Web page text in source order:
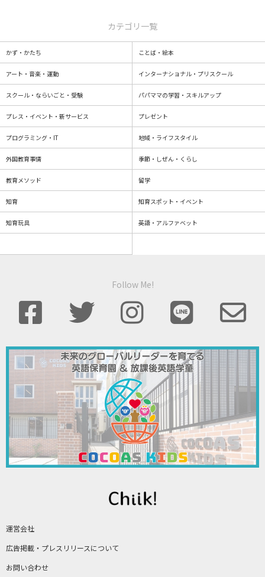
運営会社
広告掲載・プレスリリースについて
お問い合わせ
カテゴリ一覧
かず・かたち ことば・絵本
アート・音楽・運動 インターナショナル・プリスクール
スクール・ならいごと・受験 パパママの学習・スキルアップ
プレス・イベント・新サービス プレゼント
プログラミング・IT 地域・ライフスタイル
外国教育事情 季節・しぜん・くらし
教育メソッド 留学
知育 知育スポット・イベント
知育玩具 英語・アルファベット
Follow Me!